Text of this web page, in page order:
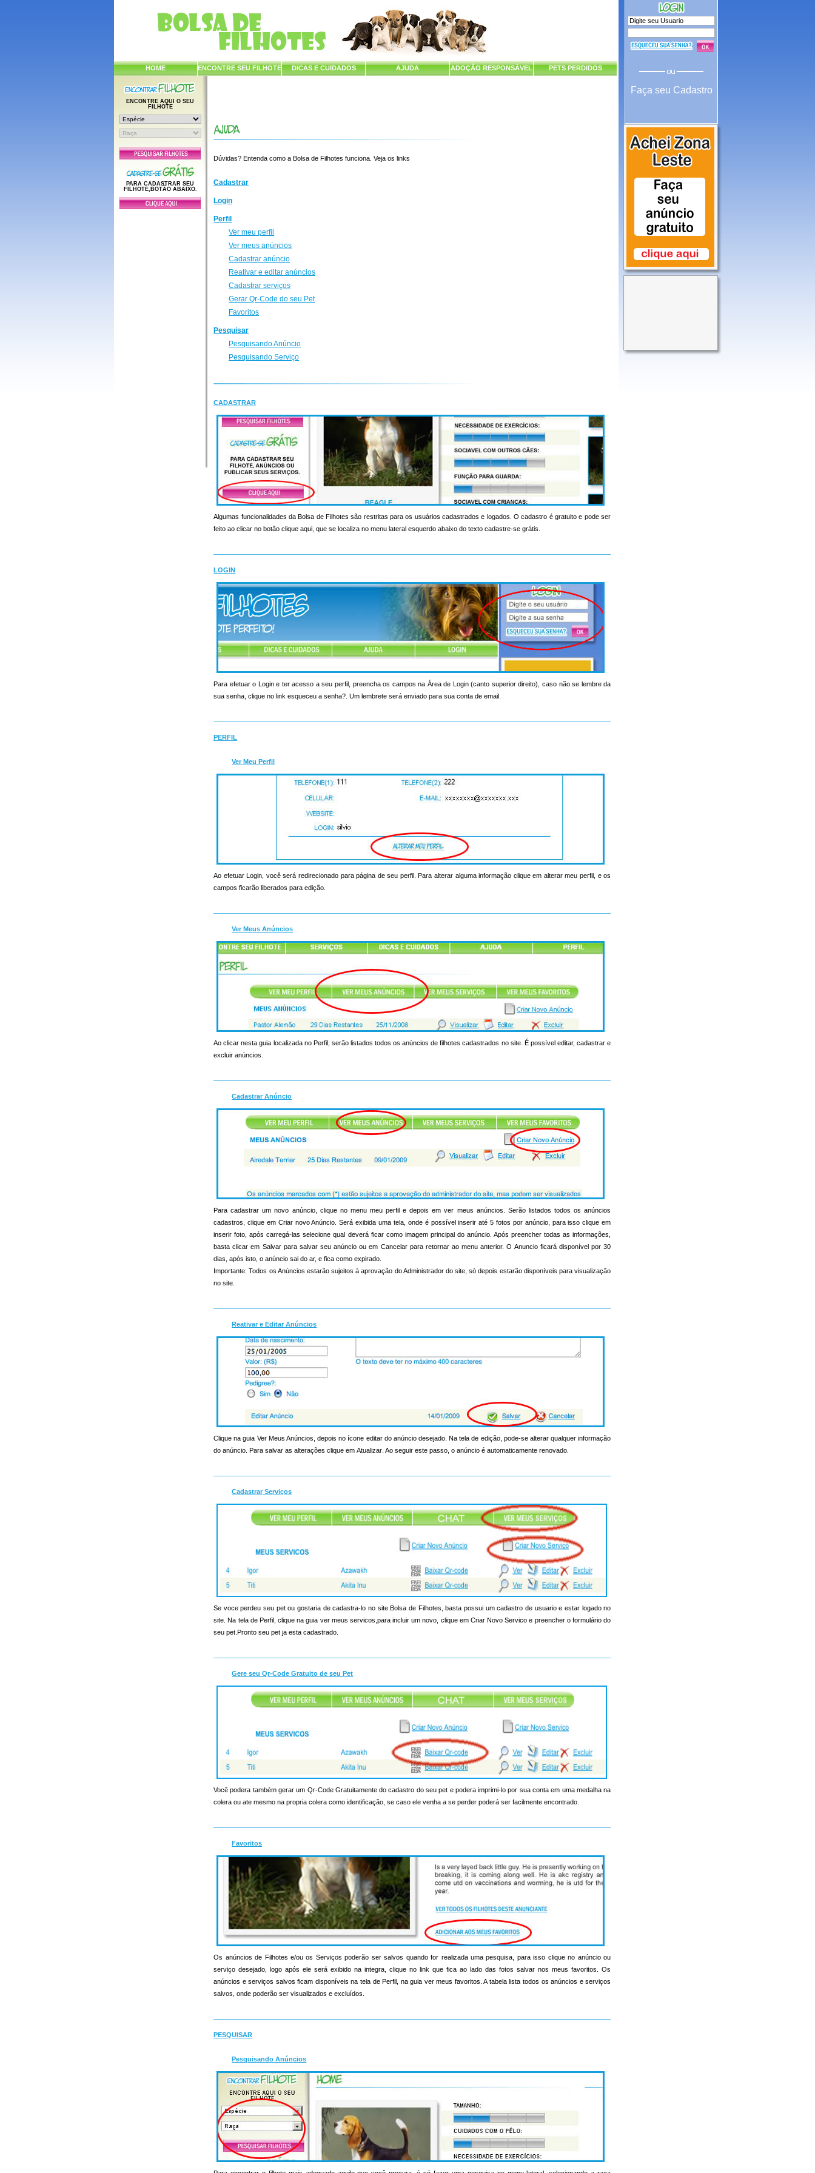
HOME ENCONTRE SEU FILHOTE DICAS E CUIDADOS AJUDA ADOÇÃO RESPONSÁVEL PETS PERDIDOS
ENCONTRE AQUI O SEU
FILHOTE
PARA CADASTRAR SEU
FILHOTE,BOTÃO ABAIXO.
Dúvidas? Entenda como a Bolsa de Filhotes funciona. Veja os links
Cadastrar
Login
Perfil
Ver meu perfil
Ver meus anúncios
Cadastrar anúncio
Reativar e editar anúncios
Cadastrar serviços
Gerar Qr-Code do seu Pet
Favoritos
Pesquisar
Pesquisando Anúncio
Pesquisando Serviço
CADASTRAR
Algumas funcionalidades da Bolsa de Filhotes são restritas para os usuários cadastrados e logados. O cadastro é gratuito e pode ser
feito ao clicar no botão clique aqui, que se localiza no menu lateral esquerdo abaixo do texto cadastre-se grátis.
LOGIN
Para efetuar o Login e ter acesso a seu perfil, preencha os campos na Área de Login (canto superior direito), caso não se lembre da
sua senha, clique no link esqueceu a senha?. Um lembrete será enviado para sua conta de email.
PERFIL
Ver Meu Perfil
Ao efetuar Login, você será redirecionado para página de seu perfil. Para alterar alguma informação clique em alterar meu perfil, e os
campos ficarão liberados para edição.
Ver Meus Anúncios
Ao clicar nesta guia localizada no Perfil, serão listados todos os anúncios de filhotes cadastrados no site. É possível editar, cadastrar e
excluir anúncios.
Cadastrar Anúncio
Para cadastrar um novo anúncio, clique no menu meu perfil e depois em ver meus anúncios. Serão listados todos os anúncios
cadastros, clique em Criar novo Anúncio. Será exibida uma tela, onde é possível inserir até 5 fotos por anúncio, para isso clique em
inserir foto, após carregá-las selecione qual deverá ficar como imagem principal do anúncio. Após preencher todas as informações,
basta clicar em Salvar para salvar seu anúncio ou em Cancelar para retornar ao menu anterior. O Anuncio ficará disponível por 30
dias, após isto, o anúncio sai do ar, e fica como expirado.
Importante: Todos os Anúncios estarão sujeitos à aprovação do Administrador do site, só depois estarão disponíveis para visualização
no site.
Reativar e Editar Anúncios
Clique na guia Ver Meus Anúncios, depois no ícone editar do anúncio desejado. Na tela de edição, pode-se alterar qualquer informação
do anúncio. Para salvar as alterações clique em Atualizar. Ao seguir este passo, o anúncio é automaticamente renovado.
Cadastrar Serviços
Se voce perdeu seu pet ou gostaria de cadastra-lo no site Bolsa de Filhotes, basta possui um cadastro de usuario e estar logado no
site. Na tela de Perfil, clique na guia ver meus servicos,para incluir um novo, clique em Criar Novo Servico e preencher o formulário do
seu pet.Pronto seu pet ja esta cadastrado.
Gere seu Qr-Code Gratuito de seu Pet
Você podera também gerar um Qr-Code Gratuitamente do cadastro do seu pet e podera imprimi-lo por sua conta em uma medalha na
colera ou ate mesmo na propria colera como identificação, se caso ele venha a se perder poderá ser facilmente encontrado.
Favoritos
Os anúncios de Filhotes e/ou os Serviços poderão ser salvos quando for realizada uma pesquisa, para isso clique no anúncio ou
serviço desejado, logo após ele será exibido na integra, clique no link que fica ao lado das fotos salvar nos meus favoritos. Os
anúncios e serviços salvos ficam disponíveis na tela de Perfil, na guia ver meus favoritos. A tabela lista todos os anúncios e serviços
salvos, onde poderão ser visualizados e excluídos.
PESQUISAR
Pesquisando Anúncios
Faça seu Cadastro